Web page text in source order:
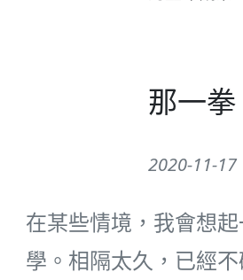
那一拳
2020-11-17
在某些情境，我會想
學。相隔太久，已經